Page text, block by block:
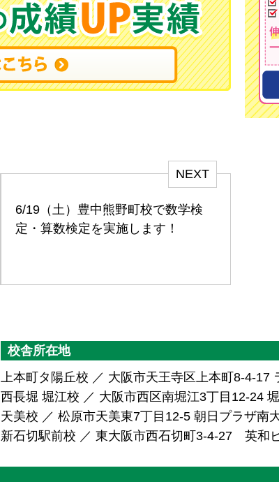
NEXT
6/19（土）豊中熊野町校で数学検
定・算数検定を実施します！
校舎所在地
上本町タ陽丘校 ／ 大阪市天王寺区上本町8-4-17
西長堀 堀江校 ／ 大阪市西区南堀江3丁目12-24
天美校 ／ 松原市天美東7丁目12-5 朝日プラザ南
新石切駅前校 ／ 東大阪市西石切町3-4-27 英和